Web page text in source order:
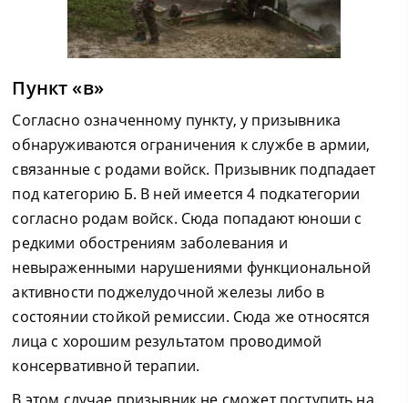
Пункт «в»
Согласно означенному пункту, у призывника
обнаруживаются ограничения к службе в армии,
связанные с родами войск. Призывник подпадает
под категорию Б. В ней имеется 4 подкатегории
согласно родам войск. Сюда попадают юноши с
редкими обострениям заболевания и
невыраженными нарушениями функциональной
активности поджелудочной железы либо в
состоянии стойкой ремиссии. Сюда же относятся
лица с хорошим результатом проводимой
консервативной терапии.